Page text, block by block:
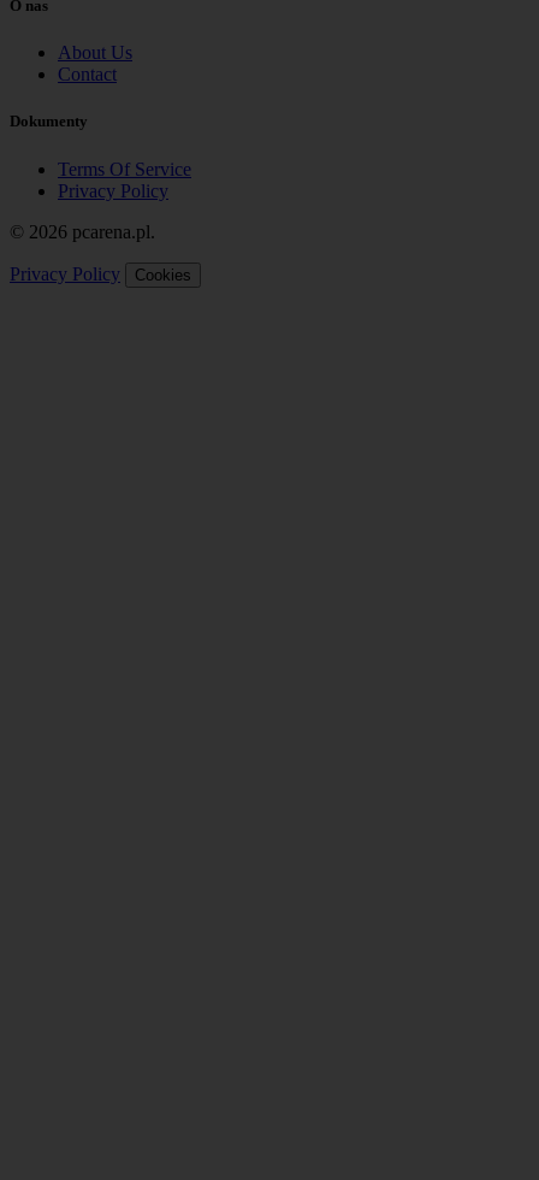
O nas
About Us
Contact
Dokumenty
Terms Of Service
Privacy Policy
© 2026 pcarena.pl.
Privacy Policy Cookies